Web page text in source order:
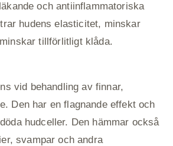
och antiinflammatoriska
hudens elasticitet, minskar
tillförlitligt klåda.
vid behandling av finnar,
Den har en flagnande effekt och
hudceller. Den hämmar också
svampar och andra